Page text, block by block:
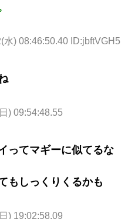
水) 08:46:50.40 ID:jbftVGH5
) 09:54:48.55
ってマギーに似てるな
もしっくりくるかも
) 19:02:58.09